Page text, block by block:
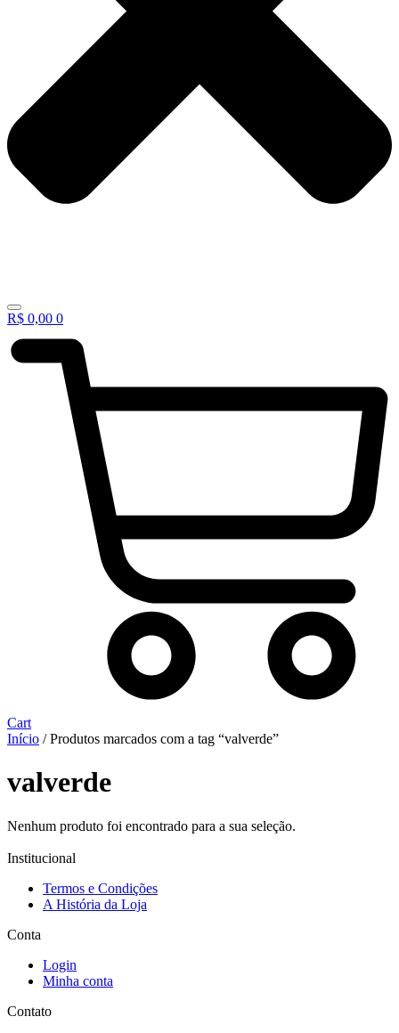
R$ 0,00 0
Cart
Início / Produtos marcados com a tag “valverde”
valverde
Nenhum produto foi encontrado para a sua seleção.
Institucional
Termos e Condições
A História da Loja
Conta
Login
Minha conta
Contato